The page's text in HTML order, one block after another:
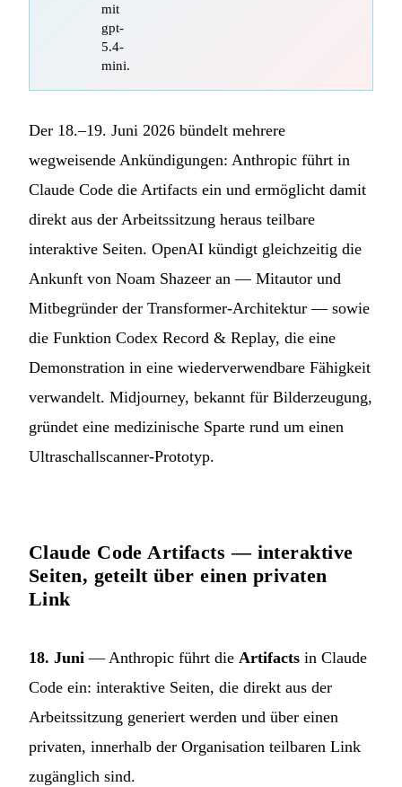
mit
gpt-
5.4-
mini.
Der 18.–19. Juni 2026 bündelt mehrere
wegweisende Ankündigungen: Anthropic führt in
Claude Code die Artifacts ein und ermöglicht damit
direkt aus der Arbeitssitzung heraus teilbare
interaktive Seiten. OpenAI kündigt gleichzeitig die
Ankunft von Noam Shazeer an — Mitautor und
Mitbegründer der Transformer-Architektur — sowie
die Funktion Codex Record & Replay, die eine
Demonstration in eine wiederverwendbare Fähigkeit
verwandelt. Midjourney, bekannt für Bilderzeugung,
gründet eine medizinische Sparte rund um einen
Ultraschallscanner-Prototyp.
Claude Code Artifacts — interaktive
Seiten, geteilt über einen privaten
Link
18. Juni — Anthropic führt die Artifacts in Claude
Code ein: interaktive Seiten, die direkt aus der
Arbeitssitzung generiert werden und über einen
privaten, innerhalb der Organisation teilbaren Link
zugänglich sind.